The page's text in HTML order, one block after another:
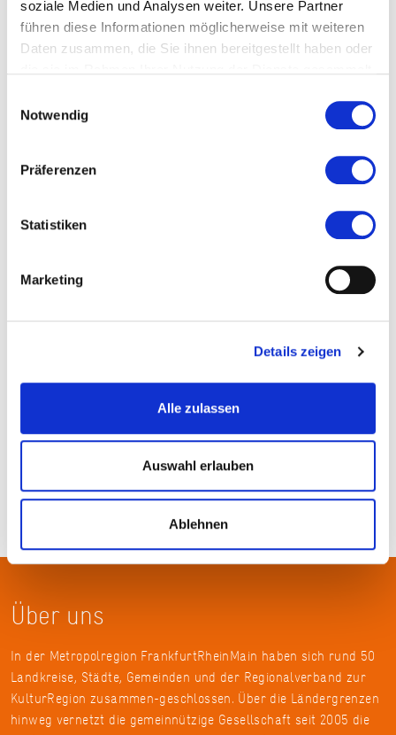
soziale Medien und Analysen weiter. Unsere Partner
führen diese Informationen möglicherweise mit weiteren
Daten zusammen, die Sie ihnen bereitgestellt haben oder
Notwendig
Präferenzen
Statistiken
Marketing
Details zeigen
Alle zulassen
Auswahl erlauben
Ablehnen
Monika Öchsner
Über uns
In der Metropolregion FrankfurtRheinMain haben sich rund 50
Landkreise, Städte, Gemeinden und der Regionalverband zur
KulturRegion zusammen-geschlossen. Über die Ländergrenzen
hinweg vernetzt die gemeinnützige Gesellschaft seit 2005 die